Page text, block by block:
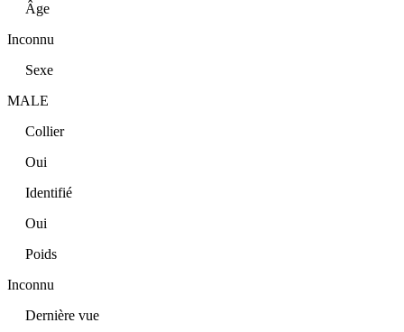
Âge
Inconnu
Sexe
MALE
Collier
Oui
Identifié
Oui
Poids
Inconnu
Dernière vue